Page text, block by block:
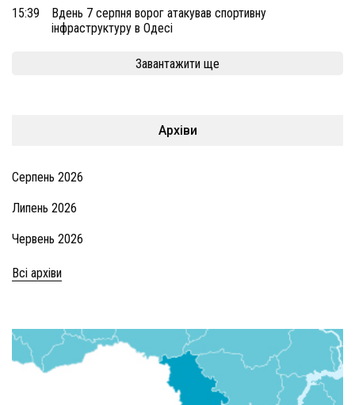
15:39
Вдень 7 серпня ворог атакував спортивну
інфраструктуру в Одесі
Завантажити ще
Архіви
Серпень 2026
Липень 2026
Червень 2026
Всі архіви